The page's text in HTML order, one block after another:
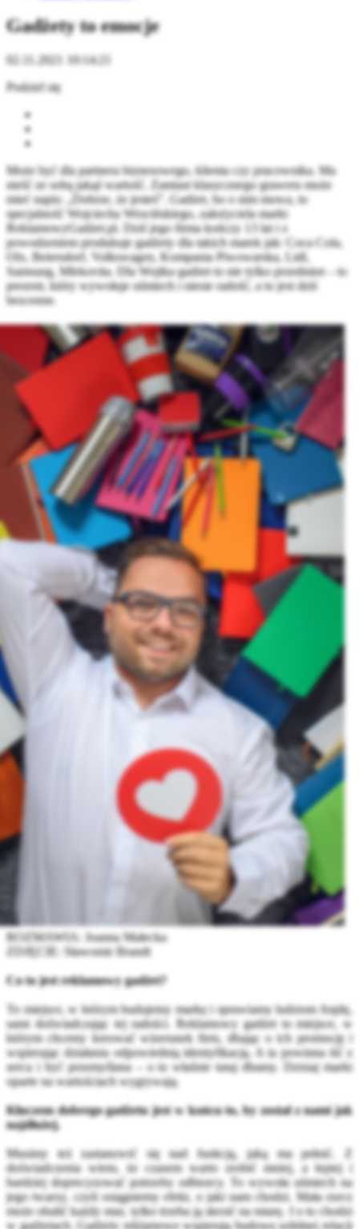
Gadżety to emocje
02.11.2021 10:14:21
Podziel się
Może być dla partnera biznesowego, klienta czy pracownika. Ma
nieść ze sobą jakąś wartość. Zamiast klasycznego graweru może
mieć napis: „Dobrze, że jesteś”. Gadżet, bo o nim mowa, to
specjalność Wojciecha Wrocińskiego, założyciela marki
ReklamowyGadżet.pl. Dziś jego firma kończy 13 lat i z
powodzeniem produkuje gadżety dla takich marek jak: Coca Cola,
Olx, Beiersdorf, Volkswagen, Kompania Piwowarska, Lidl,
Samsung, Mlekovita. Dla Wojtka gadżet to nie tylko przedmiot – to
prezent, który wywołuje uśmiech i niesie radość, a to jest dziś
bezcenne.
ROZMAWIA: Joanna Małecka
ZDJĘCIE: Sławomir Brandt
Co to jest reklamowy gadżet?
To miejsce, w którym budujemy markę i sprawiamy ludziom frajdę,
sami doświadczając tej radości. Reklamowy gadżet to miejsce, w
którym chcemy kreować wizerunek firm, dbając o ich promocję i
wspierając działania odpowiednią identyfikacją. A ta powinna iść z
serca i być przemyślana – o to właśnie tutaj dbamy. Dzisiaj marki
oparte na wartościach wygrywają.
Kluczem dobrego gadżetu jest w końcu to, by został z nami jak
najdłużej.
Musimy też zastanowić się nad funkcją, jaką ma pełnić. Z
doświadczenia wiem, że czasem warto zrobić mniej, a lepiej i
bardziej doprecyzować potrzeby odbiorcy. To wywoła uśmiech na
jego twarzy, czyli osiągniemy efekt, o jaki nam chodzi. Mała rzecz
może obalić każdy mur, tylko trzeba ją skroić na miarę. I o to chodzi
w gadżetach. Gadżety reklamowe wspierają budowę solidnej relacji